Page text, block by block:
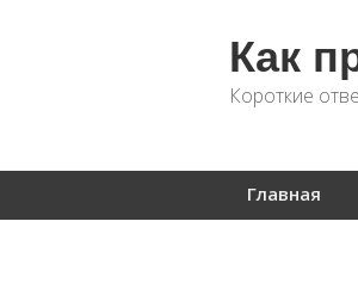
Как
Короткие
Главная